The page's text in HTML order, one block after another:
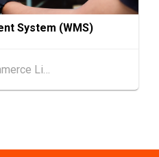
- 27.09.2027
)」2026
- 16.10.2026
System (WMS)
Tradelink Electronic Commerce Limited